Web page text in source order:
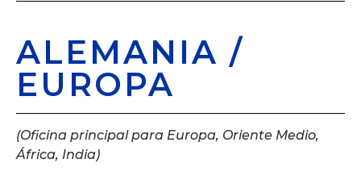
ALEMANIA /
EUROPA
(Oficina principal para Europa, Oriente Medio,
África, India)